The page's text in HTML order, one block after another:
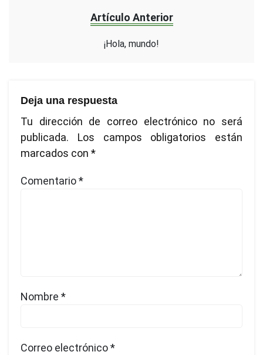
Artículo Anterior
¡Hola, mundo!
Deja una respuesta
Tu dirección de correo electrónico no será
publicada.
Los campos obligatorios están
marcados con *
Comentario*
Nombre *
Correo electrónico*